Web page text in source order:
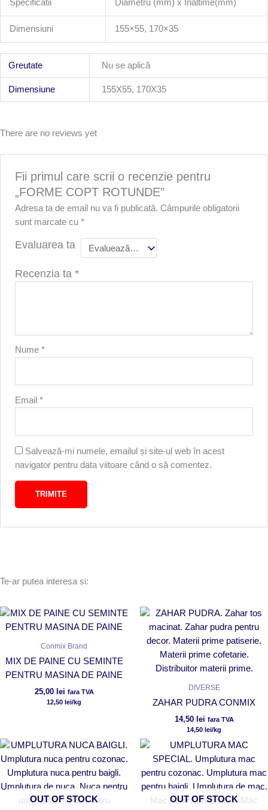
Specificatii Diametru (mm) x Inaltime(mm)
Dimensiuni 155×55, 170×35
Greutate Nu se aplică
Dimensiune 155X55, 170X35
There are no reviews yet
Fii primul care scrii o recenzie pentru
„FORME COPT ROTUNDE”
Adresa ta de email nu va fi publicată. Câmpurile obligatorii
sunt marcate cu*
Evaluarea ta
Recenzia ta*
Nume*
Email*
Salvează-mi numele, emailul și site-ul web în acest
navigator pentru data viitoare când o să comentez.
Te-ar putea interesa si:
Conmix Brand
MIX DE PAINE CU SEMINTE
PENTRU MASINA DE PAINE
25,00 lei fara TVA
12,50 lei/kg
DIVERSE
ZAHAR PUDRA CONMIX
14,50 lei fara TVA
14,50 lei/kg
OUT OF STOCK OUT OF STOCK